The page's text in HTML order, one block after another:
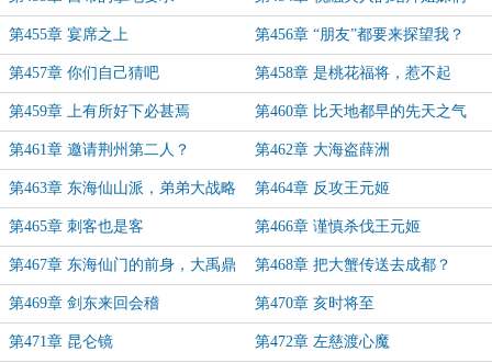
第455章 宴席之上 第456章 “朋友”都要来探望我？
第457章 你们自己猜吧 第458章 是桃花福将，惹不起
第459章 上有所好下必甚焉 第460章 比天地都早的先天之气
第461章 邀请荆州第二人？ 第462章 大海盗薛洲
第463章 东海仙山派，弟弟大战略 第464章 反攻王元姬
第465章 刺客也是客 第466章 谨慎杀伐王元姬
第467章 东海仙门的前身，大禹鼎 第468章 把大蟹传送去成都？
第469章 剑东来回会稽 第470章 亥时将至
第471章 昆仑镜 第472章 左慈渡心魔